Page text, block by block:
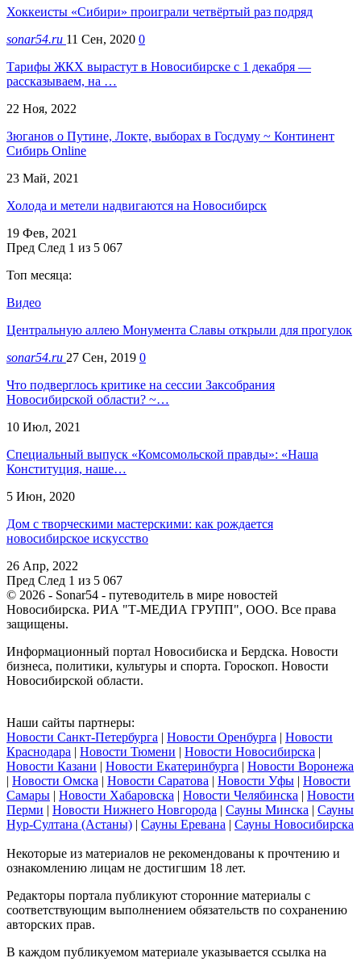
Хоккеисты «Сибири» проиграли четвёртый раз подряд
sonar54.ru 11 Сен, 2020 0
Тарифы ЖКХ вырастут в Новосибирске с 1 декабря —
рассказываем, на …
22 Ноя, 2022
Зюганов о Путине, Локте, выборах в Госдуму ~ Континент
Сибирь Online
23 Май, 2021
Холода и метели надвигаются на Новосибирск
19 Фев, 2021
Пред След 1 из 5 067
Топ месяца:
Видео
Центральную аллею Монумента Славы открыли для прогулок
sonar54.ru 27 Сен, 2019 0
Что подверглось критике на сессии Заксобрания
Новосибирской области? ~…
10 Июл, 2021
Специальный выпуск «Комсомольской правды»: «Наша
Конституция, наше…
5 Июн, 2020
Дом с творческими мастерскими: как рождается
новосибирское искусство
26 Апр, 2022
Пред След 1 из 5 067
© 2026 - Sonar54 - путеводитель в мире новостей
Новосибирска. РИА "Т-МЕДИА ГРУПП", ООО. Все права
защищены.
Информационный портал Новосибиска и Бердска. Новости
бизнеса, политики, культуры и спорта. Гороскоп. Новости
Новосибирской области.
Наши сайты партнеры:
Новости Санкт-Петербурга | Новости Оренбурга | Новости
Краснодара | Новости Тюмени | Новости Новосибирска |
Новости Казани | Новости Екатеринбурга | Новости Воронежа
| Новости Омска | Новости Саратова | Новости Уфы | Новости
Самары | Новости Хабаровска | Новости Челябинска | Новости
Перми | Новости Нижнего Новгорода | Сауны Минска | Сауны
Нур-Султана (Астаны) | Сауны Еревана | Сауны Новосибирска
Некоторые из материалов не рекомендованы к прочтению и
ознакомлению лицам не достигшим 18 лет.
Редакторы портала публикуют сторонние материалы с
соответствующим выполнением обязательств по сохранению
авторских прав.
В каждом публикуемом материале указывается ссылка на